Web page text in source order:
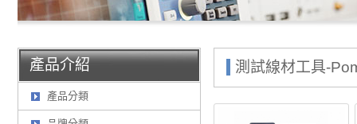
產品介紹
產品分類
測試線材工具-